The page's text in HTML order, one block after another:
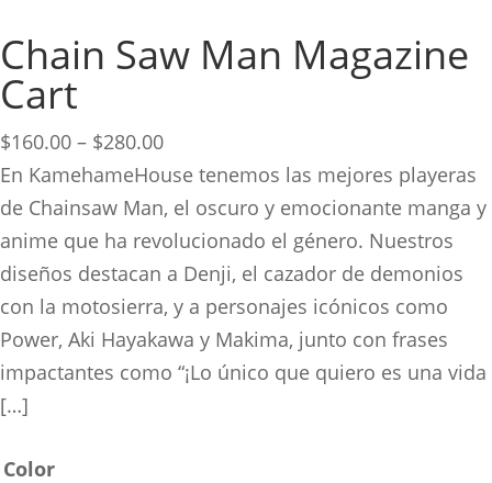
Chain Saw Man Magazine
Cart
$160.00 – $280.00Price
range:
$160.00
through
$280.00
En KamehameHouse tenemos las mejores playeras
de Chainsaw Man, el oscuro y emocionante manga y
anime que ha revolucionado el género. Nuestros
diseños destacan a Denji, el cazador de demonios
con la motosierra, y a personajes icónicos como
Power, Aki Hayakawa y Makima, junto con frases
impactantes como “¡Lo único que quiero es una vida
[…]
Color